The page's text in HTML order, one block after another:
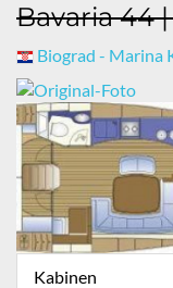
Bavaria 44
Biograd - Marina
Kabinen